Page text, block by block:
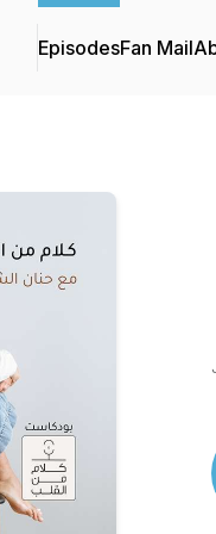
EpisodesFan Mail